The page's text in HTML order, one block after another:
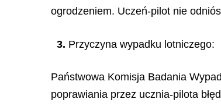
ogrodzeniem. Uczeń-pilot nie
3. Przyczyna wypadku lotniczego:
Państwowa Komisja Badania
poprawiania przez ucznia-pilota